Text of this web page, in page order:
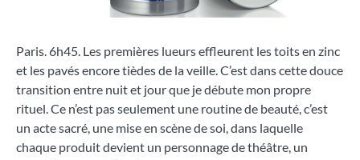
Paris. 6h45. Les premières lueurs effleurent les toits en zinc
et les pavés encore tièdes de la veille. C’est dans cette douce
transition entre nuit et jour que je débute mon propre
rituel. Ce n’est pas seulement une routine de beauté, c’est
un acte sacré, une mise en scène de soi, dans laquelle
chaque produit devient un personnage de théâtre, un